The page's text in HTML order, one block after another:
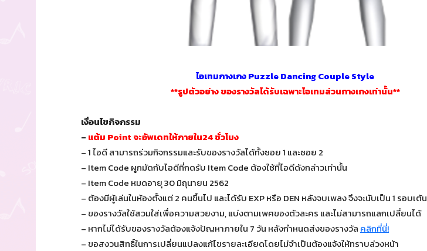
ไอเทมกางเกง Puzzle Dancing Couple Style
**รูปตัวอย่าง ของรางวัลได้รับเฉพาะไอเทมส่วนกางเกงเท่านั้น**
เงื่อนไขกิจกรรม
– แต้ม Point จะอัพเดทให้ภายใน24 ชั่วโมง
– 1 ไอดี สามารถร่วมกิจกรรมและรับของรางวัลได้ทั้งซอย 1 และซอย 2
– Item Code ผูกมัดกับไอดีที่กดรับ Item Code ต้องใช้ที่ไอดีดังกล่าวเท่านั้น
– Item Code หมดอายุ 30 มิถุนายน 2562
– ต้องมีผู้เล่นในห้องตั้งแต่ 2 คนขึ้นไป และได้รับ EXP หรือ DEN หลังจบเพลง จึงจะนับเป็น 1 รอบเต้น
– ของรางวัลใช้สวมใส่เพื่อความสวยงาม, แบ่งตามเพศของตัวละคร และไม่สามารถแลกเปลี่ยนได้
– หากไม่ได้รับของรางวัลต้องแจ้งปัญหาภายใน 7 วัน หลังกำหนดส่งของรางวัล คลิกที่นี่!
– ขอสงวนสิทธิ์ในการเปลี่ยนแปลงแก้ไขรายละเอียดโดยไม่จำเป็นต้องแจ้งให้ทราบล่วงหน้า